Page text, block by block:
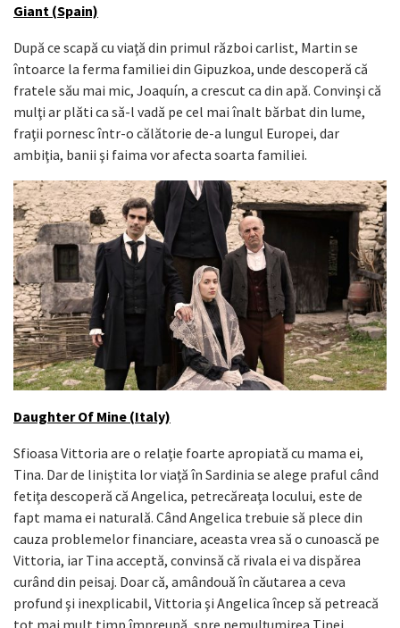
Giant (Spain)
După ce scapă cu viaţă din primul război carlist, Martin se
întoarce la ferma familiei din Gipuzkoa, unde descoperă că
fratele său mai mic, Joaquín, a crescut ca din apă. Convinşi că
mulţi ar plăti ca să-l vadă pe cel mai înalt bărbat din lume,
fraţii pornesc într-o călătorie de-a lungul Europei, dar
ambiţia, banii şi faima vor afecta soarta familiei.
Daughter Of Mine (Italy)
Sfioasa Vittoria are o relaţie foarte apropiată cu mama ei,
Tina. Dar de liniştita lor viaţă în Sardinia se alege praful când
fetiţa descoperă că Angelica, petrecăreaţa locului, este de
fapt mama ei naturală. Când Angelica trebuie să plece din
cauza problemelor financiare, aceasta vrea să o cunoască pe
Vittoria, iar Tina acceptă, convinsă că rivala ei va dispărea
curând din peisaj. Doar că, amândouă în căutarea a ceva
profund şi inexplicabil, Vittoria şi Angelica încep să petreacă